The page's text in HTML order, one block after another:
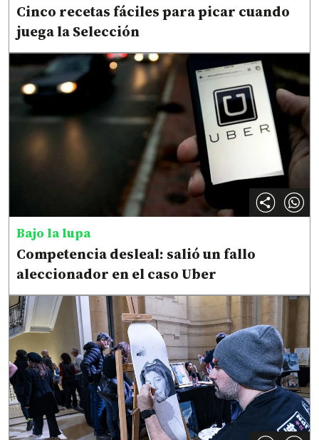
Cinco recetas fáciles para picar cuando
juega la Selección
Bajo la lupa
Competencia desleal: salió un fallo
aleccionador en el caso Uber